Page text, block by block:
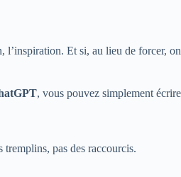
l’inspiration. Et si, au lieu de forcer, on
, vous pouvez simplement écrire
tremplins, pas des raccourcis.